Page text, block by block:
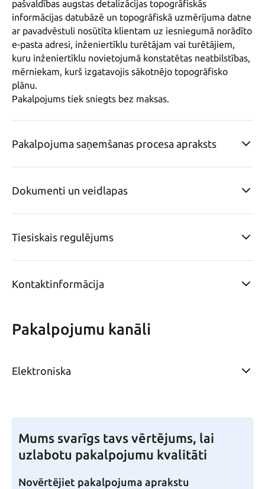
pašvaldības augstas detalizācijas topogrāfiskās
informācijas datubāzē un topogrāfiskā uzmērījuma datne
ar pavadvēstuli nosūtīta klientam uz iesniegumā norādīto
e-pasta adresi, inženiertīklu turētājam vai turētājiem,
kuru inženiertīklu novietojumā konstatētas neatbilstības,
mērniekam, kurš izgatavojis sākotnējo topogrāfisko
plānu.
Pakalpojums tiek sniegts bez maksas.
Pakalpojuma saņemšanas procesa apraksts
Dokumenti un veidlapas
Tiesiskais regulējums
Kontaktinformācija
Pakalpojumu kanāli
Elektroniska
Mums svarīgs tavs vērtējums, lai
uzlabotu pakalpojumu kvalitāti
Novērtējiet pakalpojuma aprakstu